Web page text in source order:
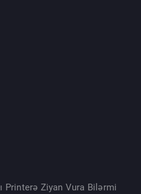
Printerə Ziyan Vura Bilərmi